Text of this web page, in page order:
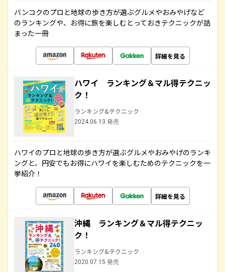
バンコクのプロと地球の歩き方が選ぶグルメやおみやげなど
のランキングや、お得に旅を楽しむとっておきテクニックが詰
まった一冊
詳細を見る
ハワイ ランキング＆マル得テクニッ
ク！
ランキング&テクニック
2024.06.13 発売
ハワイのプロと地球の歩き方が選ぶグルメやおみやげのランキ
ングと、円安でもお得にハワイを楽しむためのテクニックを一
挙紹介！
詳細を見る
沖縄 ランキング＆マル得テクニッ
ク！
ランキング&テクニック
2020.07.15 発売